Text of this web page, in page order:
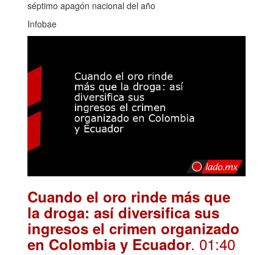
séptimo apagón nacional del año
Infobae
Cuando el oro rinde más que
la droga: así diversifica sus
ingresos el crimen organizado
en Colombia y Ecuador. 01:40